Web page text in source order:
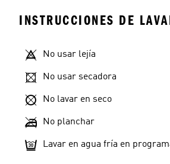
INSTRUCCIONES DE
No usar lejía
No usar secadora
No lavar en seco
No planchar
Lavar en agua fría en